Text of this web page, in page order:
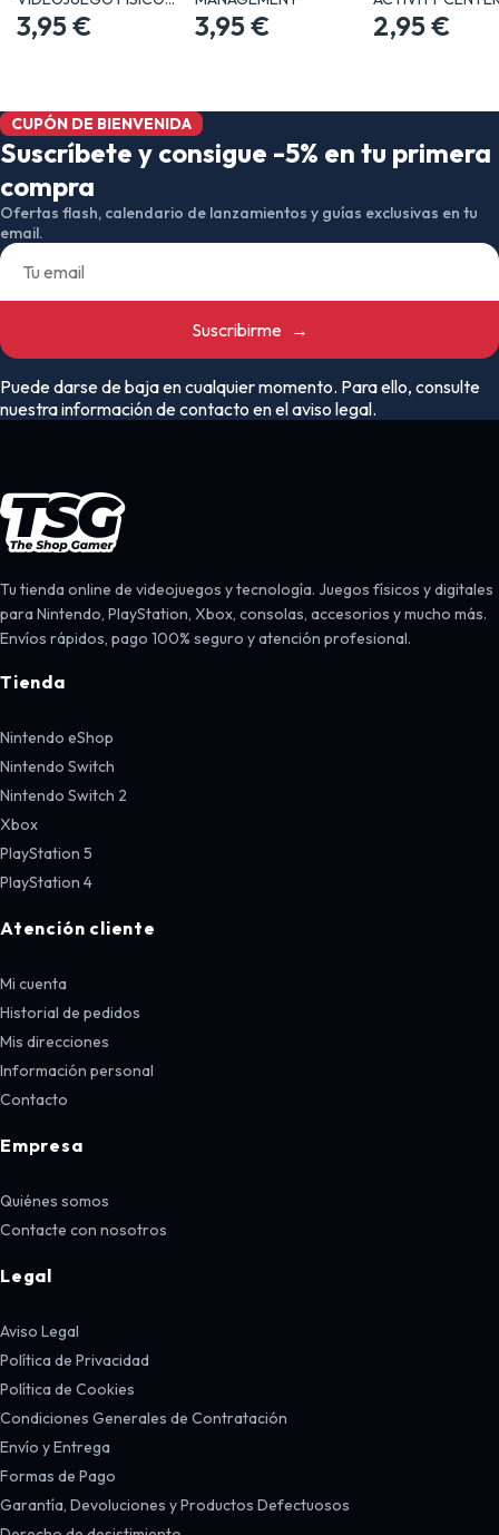
PHYSICAL…
3,95 € 3,95 € 2,95 €
CUPÓN DE BIENVENIDA
Suscríbete y consigue -5% en tu primera
compra
Ofertas flash, calendario de lanzamientos y guías exclusivas en tu
email.
Suscribirme →
Puede darse de baja en cualquier momento. Para ello, consulte
nuestra información de contacto en el aviso legal.
Tu tienda online de videojuegos y tecnología. Juegos físicos y digitales
para Nintendo, PlayStation, Xbox, consolas, accesorios y mucho más.
Envíos rápidos, pago 100% seguro y atención profesional.
Tienda
Nintendo eShop
Nintendo Switch
Nintendo Switch 2
Xbox
PlayStation 5
PlayStation 4
Atención cliente
Mi cuenta
Historial de pedidos
Mis direcciones
Información personal
Contacto
Empresa
Quiénes somos
Contacte con nosotros
Legal
Aviso Legal
Política de Privacidad
Política de Cookies
Condiciones Generales de Contratación
Envío y Entrega
Formas de Pago
Garantía, Devoluciones y Productos Defectuosos